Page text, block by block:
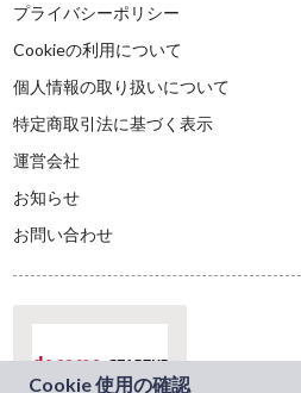
プライバシーポリシー
Cookieの利用について
個人情報の取り扱いについて
特定商取引法に基づく表示
運営会社
お知らせ
お問い合わせ